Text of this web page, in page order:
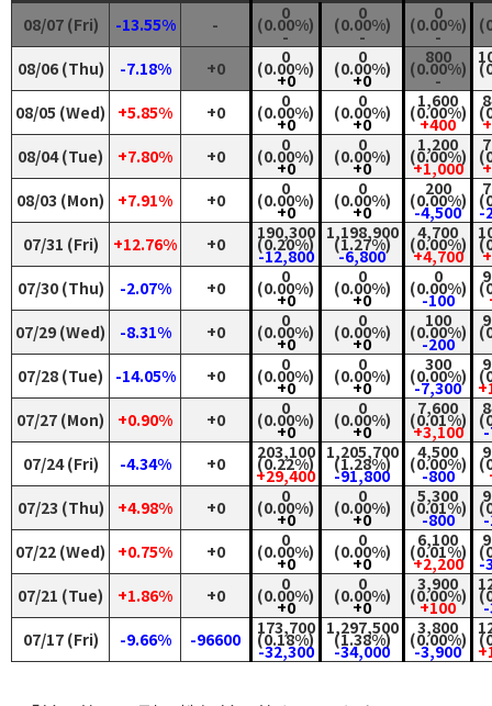
08/07 (Fri) -13.55% -
0
(0.00%)
-
0
(0.00%)
-
0
(0.00%)
-
08/06 (Thu)
-7.18% +0
0
(0.00%)
+0
0
(0.00%)
+0
800
(0.00%)
-
08/05 (Wed)
+5.85% +0
0
(0.00%)
+0
0
(0.00%)
+0
1,600
(0.00%)
+400
08/04 (Tue)
+7.80% +0
0
(0.00%)
+0
0
(0.00%)
+0
1,200
(0.00%)
+1,000
08/03 (Mon)
+7.91% +0
0
(0.00%)
+0
0
(0.00%)
+0
200
(0.00%)
-4,500
-
07/31 (Fri)
+12.76% +0
190,300
(0.20%)
-12,800
1,198,900
(1.27%)
-6,800
4,700
(0.00%)
+4,700
07/30 (Thu)
-2.07% +0
0
(0.00%)
+0
0
(0.00%)
+0
0
(0.00%)
-100
07/29 (Wed)
-8.31% +0
0
(0.00%)
+0
0
(0.00%)
+0
100
(0.00%)
-200
07/28 (Tue)
-14.05% +0
0
(0.00%)
+0
0
(0.00%)
+0
300
(0.00%)
-7,300
07/27 (Mon)
+0.90% +0
0
(0.00%)
+0
0
(0.00%)
+0
7,600
(0.01%)
+3,100
07/24 (Fri)
-4.34% +0
203,100
(0.22%)
+29,400
1,205,700
(1.28%)
-91,800
4,500
(0.00%)
-800
07/23 (Thu)
+4.98% +0
0
(0.00%)
+0
0
(0.00%)
+0
5,300
(0.01%)
-800
07/22 (Wed)
+0.75% +0
0
(0.00%)
+0
0
(0.00%)
+0
6,100
(0.01%)
+2,200
-
07/21 (Tue)
+1.86% +0
0
(0.00%)
+0
0
(0.00%)
+0
3,900
(0.00%)
+100
07/17 (Fri)
-9.66% -96600
173,700
(0.18%)
-32,300
1,297,500
(1.38%)
-34,000
3,800
(0.00%)
-3,900